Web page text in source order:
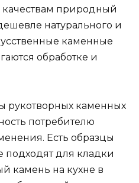
природный
натурального и
каменные
обработке и
рукотворных каменных
потребителю
Есть образцы
подходят для кладки
камень на кухне в